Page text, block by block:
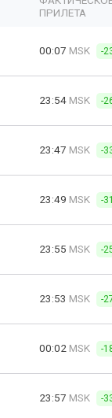
ПРИЛЕТА
00:07 MSK -
23:54 MSK -
23:47 MSK -
23:49 MSK -
23:55 MSK -
23:53 MSK -
00:02 MSK -
23:57 MSK -